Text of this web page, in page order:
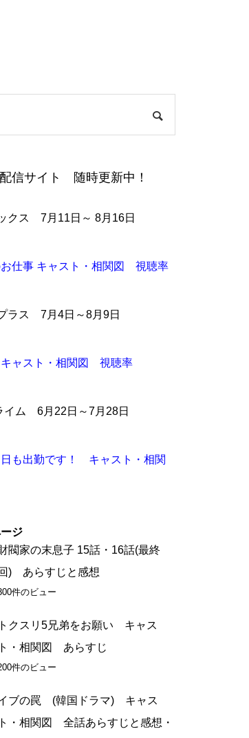
信サイト 随時更新中！
クス 7月11日～ 8月16日
お仕事 キャスト・相関図 視聴率
ラス 7月4日～8月9日
ャスト・相関図 視聴率
イム 6月22日～7月28日
も出勤です！ キャスト・相関
ジ
閥家の末息子 15話・16話(最終
) あらすじと感想
件のビュー
トクスリ5兄弟をお願い キャス
ト・相関図 あらすじ
件のビュー
ブの罠 (韓国ドラマ) キャス
ト・相関図 全話あらすじと感想・